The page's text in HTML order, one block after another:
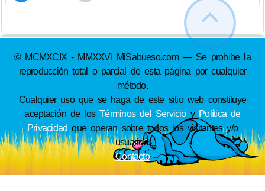
© MCMXCIX - MMXXVI MiSabueso.com — Se prohíbe la
reproducción total o parcial de esta página por cualquier
método.
Cualquier uso que se haga de este sitio web constituye
aceptación de losTérminos del Servicioy Política de
Privacidad que operan sobre todos los visitantes y/o
usuarios.
Contacto